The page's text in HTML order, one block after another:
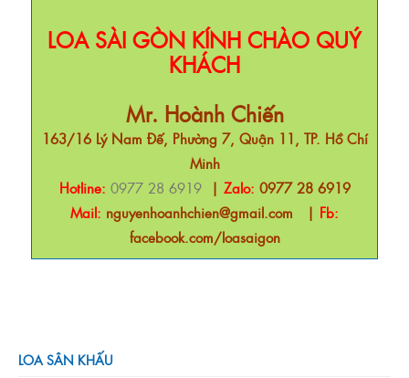
LOA SÀI GÒN KÍNH CHÀO QUÝ
KHÁCH
Mr. Hoành Chiến
163/16 Lý Nam Đế, Phường 7, Quận 11, TP. Hồ Chí
Minh
Hotline: 0977 28 6919| Zalo: 0977 28 6919
Mail: nguyenhoanhchien@gmail.com | Fb:
facebook.com/loasaigon
LOA SÂN KHẤU